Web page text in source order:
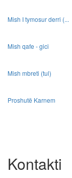
Mish I tymosur derri (...
Mish qafe - gici
Mish mbreti (tul)
Proshutë Karnem
Kontakti